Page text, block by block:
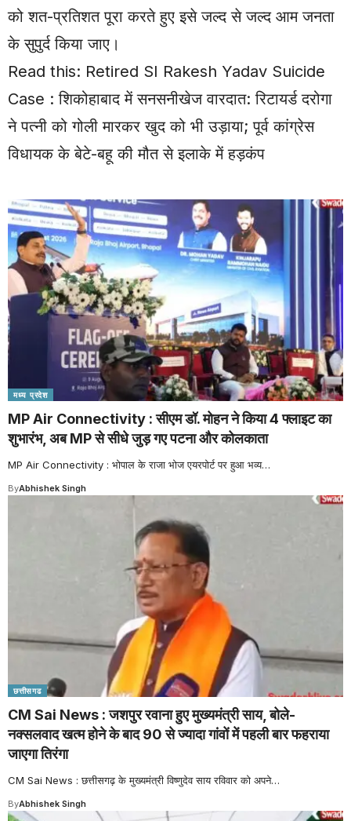
को शत-प्रतिशत पूरा करते हुए इसे जल्द से जल्द आम जनता
के सुपुर्द किया जाए।
Read this: Retired SI Rakesh Yadav Suicide
Case : शिकोहाबाद में सनसनीखेज वारदात: रिटायर्ड दरोगा
ने पत्नी को गोली मारकर खुद को भी उड़ाया; पूर्व कांग्रेस
विधायक के बेटे-बहू की मौत से इलाके में हड़कंप
मध्य प्रदेश
MP Air Connectivity : सीएम डॉ. मोहन ने किया 4 फ्लाइट का
शुभारंभ, अब MP से सीधे जुड़ गए पटना और कोलकाता
MP Air Connectivity : भोपाल के राजा भोज एयरपोर्ट पर हुआ भव्य…
ByAbhishek Singh
छत्तीसगढ
CM Sai News : जशपुर रवाना हुए मुख्यमंत्री साय, बोले-
नक्सलवाद खत्म होने के बाद 90 से ज्यादा गांवों में पहली बार फहराया
जाएगा तिरंगा
CM Sai News : छत्तीसगढ़ के मुख्यमंत्री विष्णुदेव साय रविवार को अपने…
ByAbhishek Singh